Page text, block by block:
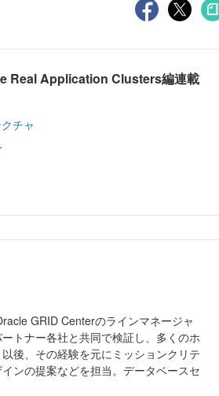
Real Application Clusters編連載
チャ
GRID Centerのラインマネージャ
トナー各社と共同で検証し、多くのホ
後、その経験を元にミッションクリテ
ンの提案などを担当。データベースセ